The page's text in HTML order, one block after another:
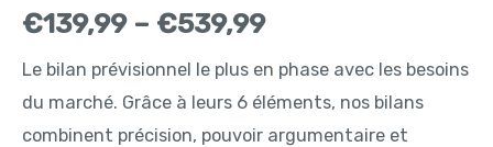
€139,99– €539,99
Le bilan prévisionnel le plus en phase avec les besoins
du marché. Grâce à leurs 6 éléments, nos bilans
combinent précision, pouvoir argumentaire et